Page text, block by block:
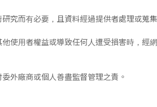
究而有必要，且資料經過提供者處理或蒐
使用者權益或導致任何人遭受損害時，經
外廠商或個人善盡監督管理之責。